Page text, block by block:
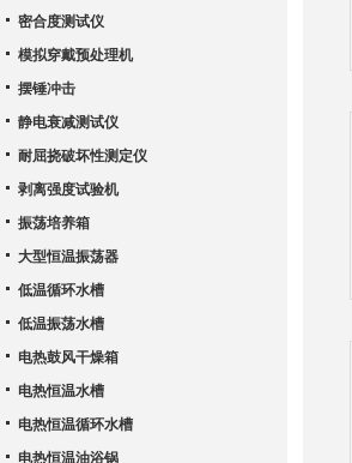
密合度测试仪
模拟穿戴预处理机
摆锤冲击
静电衰减测试仪
耐屈挠破坏性测定仪
剥离强度试验机
振荡培养箱
大型恒温振荡器
低温循环水槽
低温振荡水槽
电热鼓风干燥箱
电热恒温水槽
电热恒温循环水槽
电热恒温油浴锅